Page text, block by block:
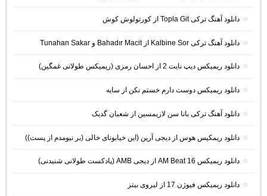
دانلود آهنگ ترکی Topla Git از کورتولوش کوش
دانلود آهنگ ترکی Kalbine Sor از Bahadır Macit و Tunahan Sakar
دانلود ریمیکس دیپ نایت 2 از احسان رمزی (ریمیکس طولانی غمگین)
دانلود ریمیکس دوست دارم خستم نکن از سایه
دانلود آهنگ ترکی بانا سن لازیمسین از شعبان گدیک
دانلود ریمکیس هوس از دیجی آرین (این خیابونای خالی (بر نیومدم از پست))
دانلود ریمیکس AM Beat 16 از دیجی AMB (پادکست طولانی شنیدنی)
دانلود ریمیکس فیوژن 17 از لیروی بیتز